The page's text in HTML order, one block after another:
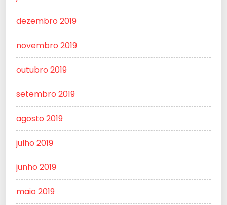
dezembro 2019
novembro 2019
outubro 2019
setembro 2019
agosto 2019
julho 2019
junho 2019
maio 2019